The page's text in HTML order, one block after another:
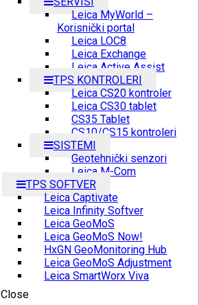
Leica MyWorld –
Korisnički portal
Leica LOC8
Leica Exchange
Leica Active Assist
TPS KONTROLERI
Leica CS20 kontroler
Leica CS30 tablet
CS35 Tablet
CS10/CS15 kontroleri
SISTEMI
Geotehnički senzori
Leica M-Com
TPS SOFTVER
Leica Captivate
Leica Infinity Softver
Leica GeoMoS
Leica GeoMoS Now!
HxGN GeoMonitoring Hub
Leica GeoMoS Adjustment
Leica SmartWorx Viva
Close